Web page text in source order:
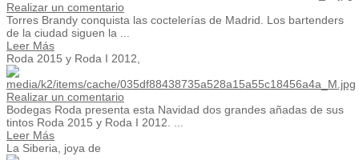
Realizar un comentario
Torres Brandy conquista las coctelerías de Madrid. Los bartenders
de la ciudad siguen la ...
Leer Más
Roda 2015 y Roda I 2012,
Realizar un comentario
Bodegas Roda presenta esta Navidad dos grandes añadas de sus
tintos Roda 2015 y Roda I 2012. ...
Leer Más
La Siberia, joya de